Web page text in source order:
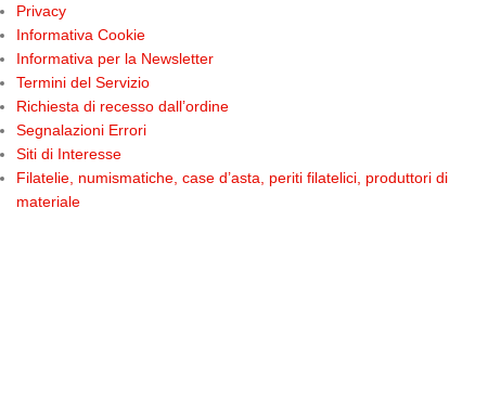
Privacy
Informativa Cookie
Informativa per la Newsletter
Termini del Servizio
Richiesta di recesso dall’ordine
Segnalazioni Errori
Siti di Interesse
Filatelie, numismatiche, case d’asta, periti filatelici, produttori di
materiale